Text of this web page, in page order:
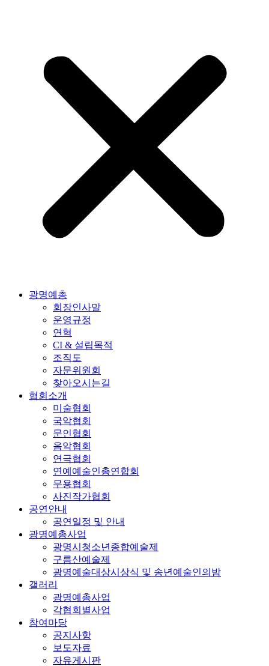
광명예총
회장인사말
운영규정
연혁
CI & 설립목적
조직도
자문위원회
찾아오시는길
협회소개
미술협회
국악협회
문인협회
음악협회
연극협회
연예예술인총연합회
무용협회
사진작가협회
공연안내
공연일정 및 안내
광명예총사업
광명시청소년종합예술제
구름산예술제
광명예술대상시상식 및 송년예술인의밤
갤러리
광명예총사업
각협회별사업
참여마당
공지사항
보도자료
자유게시판